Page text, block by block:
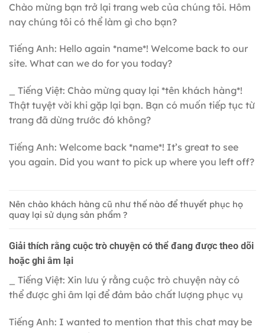
Chào mừng bạn trở lại trang web của chúng tôi. Hôm
nay chúng tôi có thể làm gì cho bạn?
Tiếng Anh: Hello again *name*! Welcome back to our
site. What can we do for you today?
_ Tiếng Việt: Chào mừng quay lại *tên khách hàng*!
Thật tuyệt vời khi gặp lại bạn. Bạn có muốn tiếp tục từ
trang đã dừng trước đó không?
Tiếng Anh: Welcome back *name*! It’s great to see
you again. Did you want to pick up where you left off?
Nên chào khách hàng cũ như thế nào để thuyết phục họ
quay lại sử dụng sản phẩm ?
Giải thích rằng cuộc trò chuyện có thể đang được theo dõi
hoặc ghi âm lại
_ Tiếng Việt: Xin lưu ý rằng cuộc trò chuyện này có
thể được ghi âm lại để đảm bảo chất lượng phục vụ
Tiếng Anh: I wanted to mention that this chat may be